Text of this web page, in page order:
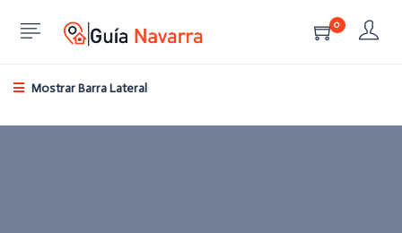
0
Mostrar Barra Lateral